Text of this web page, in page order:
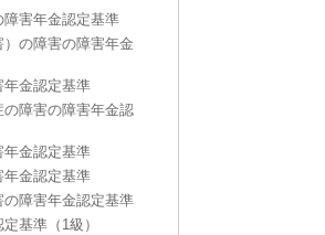
害年金認定基準
の障害の障害年金
年金認定基準
障害の障害年金認
年金認定基準
年金認定基準
の障害年金認定基準
基準（1級）